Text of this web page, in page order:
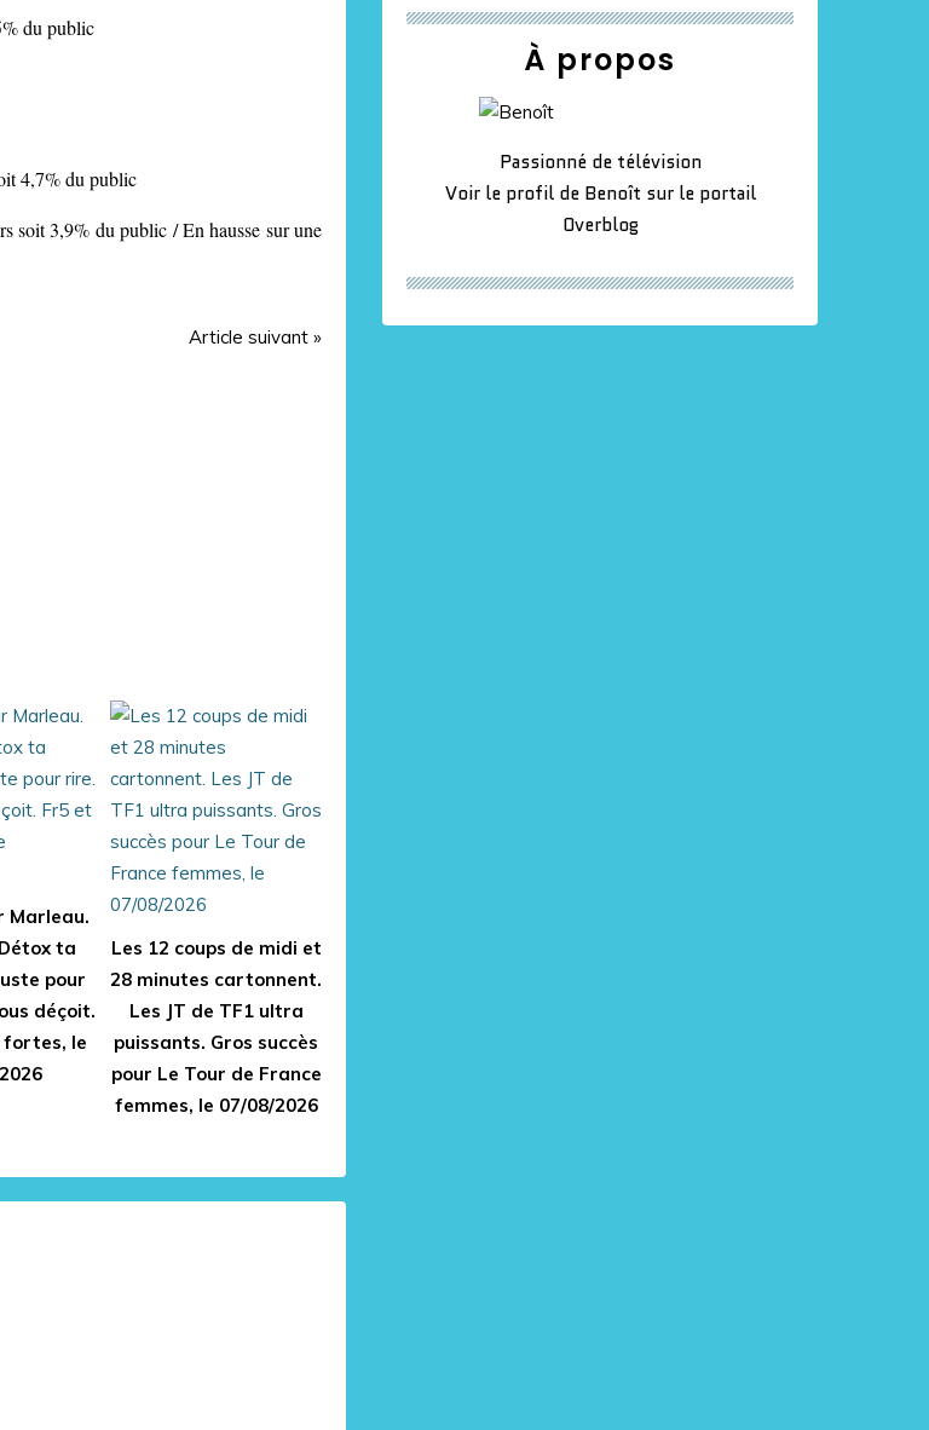
du public
4,7% du public
3,9% du public / En hausse sur une
Article suivant »
Marleau.
ta
pour
déçoit.
le
Les 12 coups de midi et
28 minutes cartonnent.
Les JT de TF1 ultra
puissants. Gros succès
pour Le Tour de France
femmes, le 07/08/2026
À propos
Passionné de télévision
Voir le profil de Benoît sur le portail
Overblog